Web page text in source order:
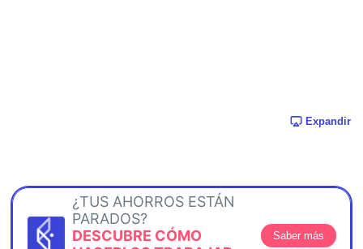
Expandir
¿TUS AHORROS ESTÁN
PARADOS?
DESCUBRE CÓMO
Saber más